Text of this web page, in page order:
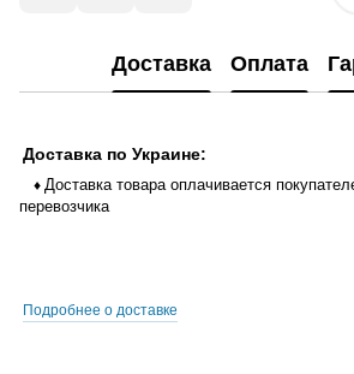
Доставка Оплата
Доставка по Украине:
♦ Доставка товара оплачивается
перевозчика
Подробнее о доставке